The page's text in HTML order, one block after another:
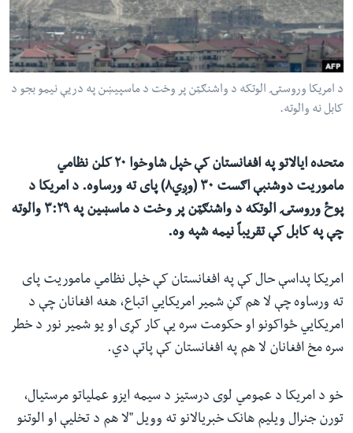
شئ
لټون
ځای
لاړ
له مونږ سره په تماس کې پاتې شئ
ژبې
د امریکا وروستۍ الوتکه د واشنګټن پر وخت د ماسپیښن په دريې نیمو بجو د
کابل نه والوته.
متحده ایالاتو په افغانستان کې خپل شاوخوا ۲۰ کلن نظامي
ماموریت دوشنبې اګست ۳۰ (وږي۸) پای ته ورساوه. د امریکا د
پوځ وروستۍ الوتکه د واشنګټن پر وخت د ماسښین په ۳:۲۹ والوته
چې په کابل کې تقریباً نیمه شپه وه.
امریکا پداسې حال کې په افغانستان کې خپل نظامي ماموریت پای
ته ورساوه چې لا هم ګڼ شمیر امریکایي اتباع، هغه افغانان چې د
امریکایي ځواکونو او حکومت سره یې کار کړی او یو شمیر نور د خطر
سره مخ افغانان لا هم په افغانستان کې پاتې دي.
خو د امریکا د عمومي لوی درستیز د سیمه ایزو عملیاتو مرستیال،
تورن جنرال ویلیم هانک خبریالانو ته وویل "لا هم د تخلیې او الوتنو